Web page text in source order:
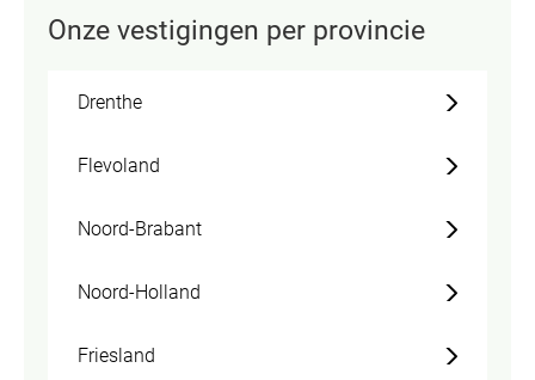
Onze vestigingen per provincie
Drenthe
Flevoland
Noord-Brabant
Noord-Holland
Friesland